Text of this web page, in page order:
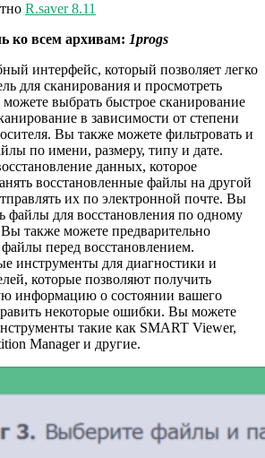
R.saver 8.11
ко всем архивам: 1progs
интерфейс, который позволяет легко
для сканирования и просмотреть
выбрать быстрое сканирование
в зависимости от степени
Вы также можете фильтровать и
по имени, размеру, типу и дате.
данных, которое
восстановленные файлы на другой
их по электронной почте. Вы
файлы для восстановления по одному
также можете предварительно
перед восстановлением.
инструменты для диагностики и
которые позволяют получить
информацию о состоянии вашего
некоторые ошибки. Вы можете
такие как SMART Viewer,
Manager и другие.